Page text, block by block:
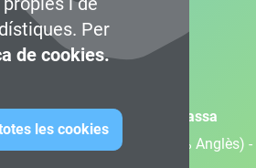
Per
de cookies.
les cookies
de Videojocs -
Terrassa
de Videojocs (100% Anglès) -